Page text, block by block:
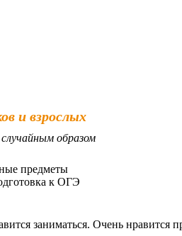
и взрослых
образом
предметы
к ОГЭ
заниматься. Очень